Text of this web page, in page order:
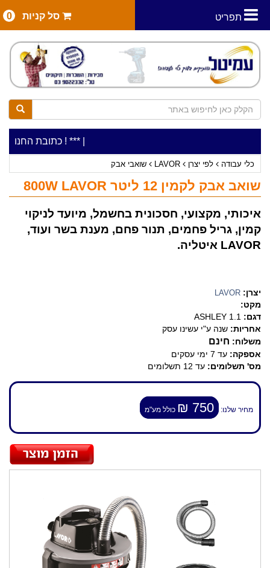
תפריט סל קניות 0
***כתובת החנות: רח' המלאכה 2, ביתן 8 ***כלי עבודה להשכרה בתעריף יומי משתלם ! ***
כלי עבודה לפי יצרן LAVOR שואבי אבק
שואב אבק לקמין 12 ליטר 800W LAVOR
איכותי, מקצועי, חסכונית בחשמל, מיועד לניקוי
קמין, גריל פחמים, תנור פחם, מענת בשר ועוד,
LAVOR איטליה.
יצרן: LAVOR
מקט:
דגם: ASHLEY 1.1
אחריות: שנה ע"י עשינו עסק
משלוח: חינם
אספקה: עד 7 ימי עסקים
מס' תשלומים: עד 12 תשלומים
מחיר שלנו: 750 ₪ כולל מע"מ